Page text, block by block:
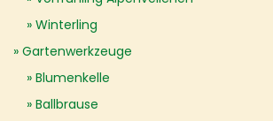
Winterling
Gartenwerkzeuge
Blumenkelle
Ballbrause